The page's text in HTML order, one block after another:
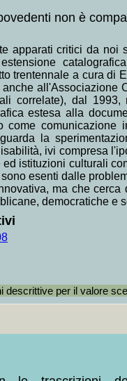
+
+
Alvaro,
+
+
Rosso,
+
+++
+
+
+
non è
apparati critici da
trentennale a cura di
all'Associazione
correlate), dal 1993,
estesa alla
come
la
ivi compresa
istituzioni culturali
esenti dalle
ma che
democratiche e
descrittive per il valore